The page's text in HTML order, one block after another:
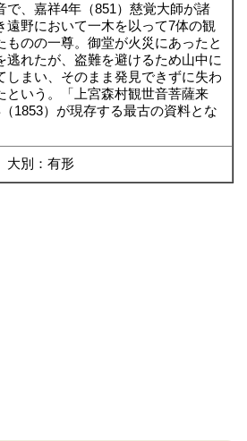
で、嘉祥4年（851）慈覚大師が諸
遠野において一木を以って7体の観
ものの一尊。御堂が火災にあったと
逃れたが、盗難を避けるため山中に
しまい、そのまま発見できずに失わ
という。「上宮森村観世音菩薩来
1853）が現存する最古の資料とな
大別：有形